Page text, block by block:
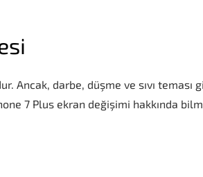
Ancak, darbe, düşme ve sıvı
7 Plus ekran değişimi hakkında